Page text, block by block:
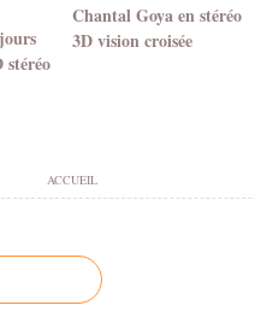
stéréo
Chantal Goya en stéréo
3D vision croisée
ACCUEIL